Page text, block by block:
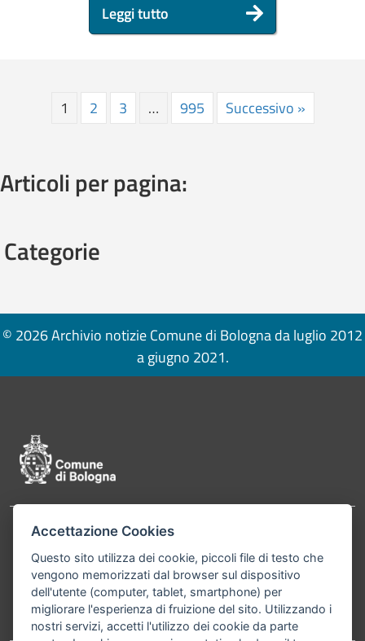
Leggi tutto
1 2 3 … 995 Successivo »
Articoli per pagina:
Categorie
© 2026 Archivio notizie Comune di Bologna da luglio 2012
a giugno 2021.
Contatti
Bologna P.Iva 01232710374 Cod. IBAN: IT 88 R
02008 02435 000020067156
Telefono:051203040
Accettazione Cookies
Questo sito utilizza dei cookie, piccoli file di testo che
vengono memorizzati dal browser sul dispositivo
dell'utente (computer, tablet, smartphone) per
migliorare l'esperienza di fruizione del sito. Utilizzando i
nostri servizi, accetti l'utilizzo dei cookie da parte